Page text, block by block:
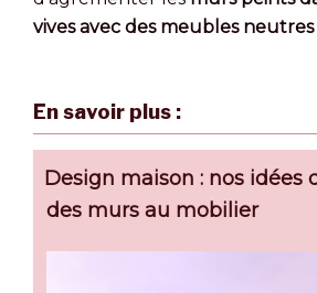
vives avec des meubles
En savoir plus :
Design maison : nos idées
des murs au mobilier